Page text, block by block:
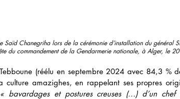
Saïd Chanegriha lors de la cérémonie d’installation du général
du commandement de la Gendarmerie nationale, à Alger, le
(réélu en septembre 2024 avec 84,3 %
amazighes, en rappelant ses propres
« bavardages et postures creuses (…) d’un